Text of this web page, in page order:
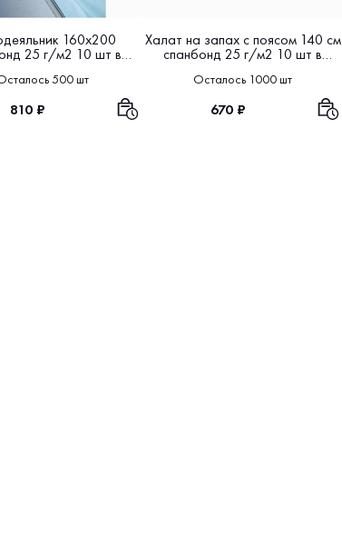
160х200
25 г/м2 10 шт в
упаковке
500 шт
810 ₽
Халат на запах с поясом 140 см
спанбонд 25 г/м2 10 шт в
упаковке
Осталось 1000 шт
670 ₽